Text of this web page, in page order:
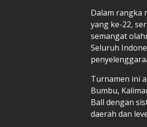
Dalam rangka
yang ke-22,
semangat
Seluruh
Turnamen ini
Bumbu,
Ball dengan
daerah dan